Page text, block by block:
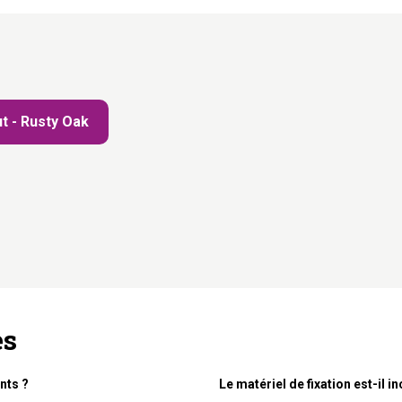
- Rusty Oak
?
Le matériel de fixation est-il